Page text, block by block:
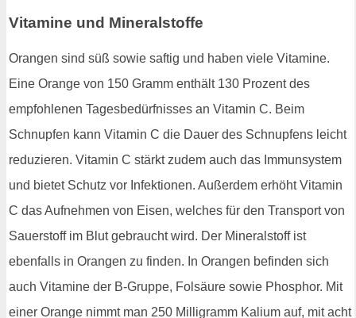
Vitamine und Mineralstoffe
Orangen sind süß sowie saftig und haben viele Vitamine.
Eine Orange von 150 Gramm enthält 130 Prozent des
empfohlenen Tagesbedürfnisses an Vitamin C. Beim
Schnupfen kann Vitamin C die Dauer des Schnupfens leicht
reduzieren. Vitamin C stärkt zudem auch das Immunsystem
und bietet Schutz vor Infektionen. Außerdem erhöht Vitamin
C das Aufnehmen von Eisen, welches für den Transport von
Sauerstoff im Blut gebraucht wird. Der Mineralstoff ist
ebenfalls in Orangen zu finden. In Orangen befinden sich
auch Vitamine der B-Gruppe, Folsäure sowie Phosphor. Mit
einer Orange nimmt man 250 Milligramm Kalium auf, mit acht